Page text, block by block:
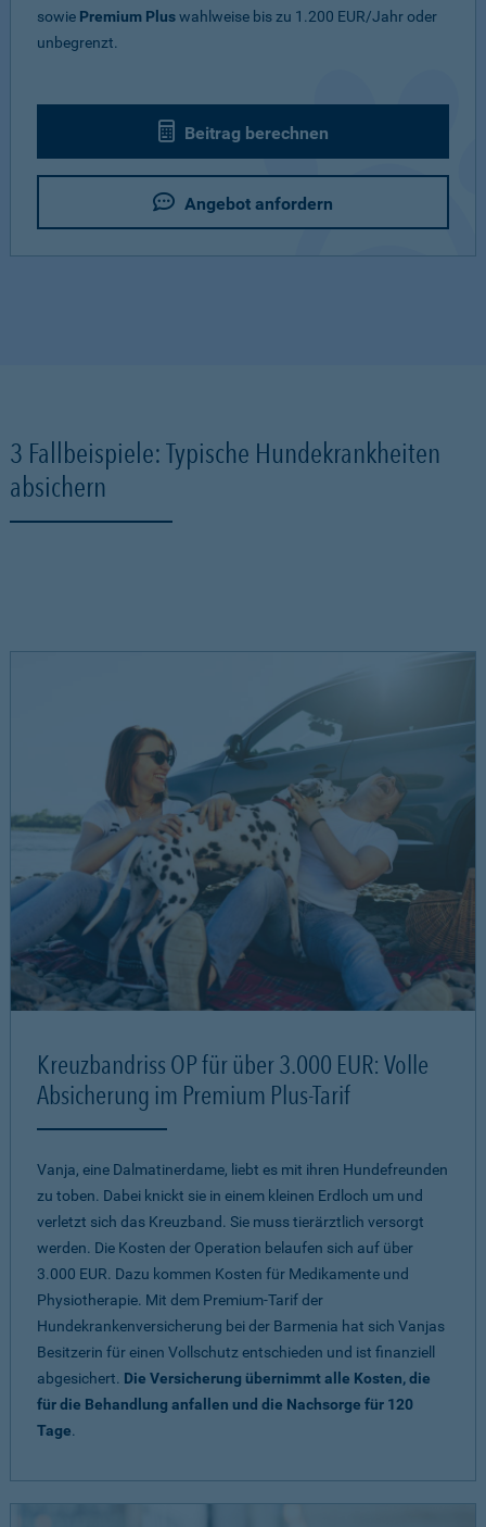
sowie Premium Pluswahlweise bis zu 1.200 EUR/Jahr oder
unbegrenzt.
Beitrag berechnen
Angebot anfordern
3 Fallbeispiele: Typische Hundekrankheiten
absichern
Kreuzbandriss OP für über 3.000 EUR: Volle
Absicherung im Premium Plus-Tarif
Vanja, eine Dalmatinerdame, liebt es mit ihren Hundefreunden
zu toben. Dabei knickt sie in einem kleinen Erdloch um und
verletzt sich das Kreuzband. Sie muss tierärztlich versorgt
werden. Die Kosten der Operation belaufen sich auf über
3.000 EUR. Dazu kommen Kosten für Medikamente und
Physiotherapie. Mit dem Premium-Tarif der
Hundekrankenversicherung bei der Barmenia hat sich Vanjas
Besitzerin für einen Vollschutz entschieden und ist finanziell
abgesichert. Die Versicherung übernimmt alle Kosten, die
für die Behandlung anfallen und die Nachsorge für 120
Tage.